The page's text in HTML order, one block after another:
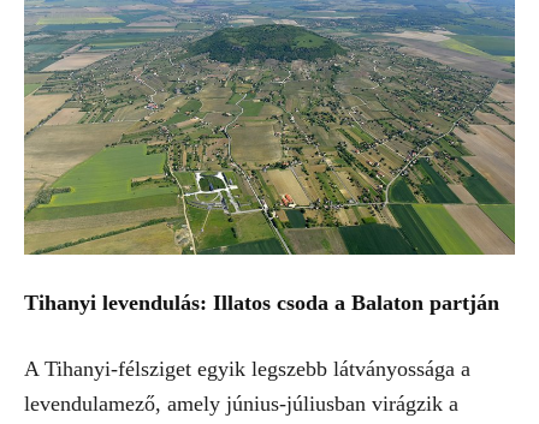
Tihanyi levendulás: Illatos csoda a Balaton partján
A Tihanyi-félsziget egyik legszebb látványossága a
levendulamező, amely június-júliusban virágzik a